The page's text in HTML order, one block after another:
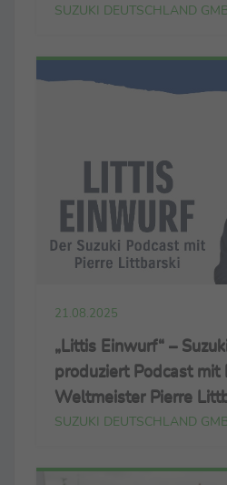
SUZUKI DEUTSCHLAND
21.08.2025
„Littis Einwurf“ –
produziert Podcast mit
Weltmeister Pierre
SUZUKI DEUTSCHLAND